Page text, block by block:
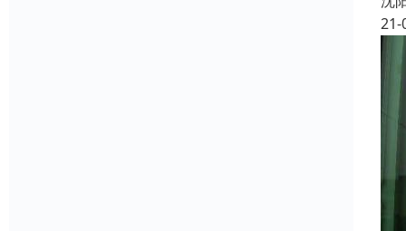
21-